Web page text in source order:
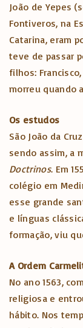
João de Yepes
Fontiveros, na
Catarina, eram
teve de passar
filhos:
morreu quando
Os estudos
São João da
sendo assim, a
Doctrinos. Em
colégio em
esse grande
e línguas
formação, viu
A Ordem
No ano 1563,
religiosa e
hábito. Nos